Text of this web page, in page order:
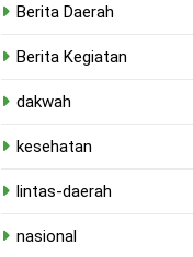
Berita Daerah
Berita Kegiatan
dakwah
kesehatan
lintas-daerah
nasional